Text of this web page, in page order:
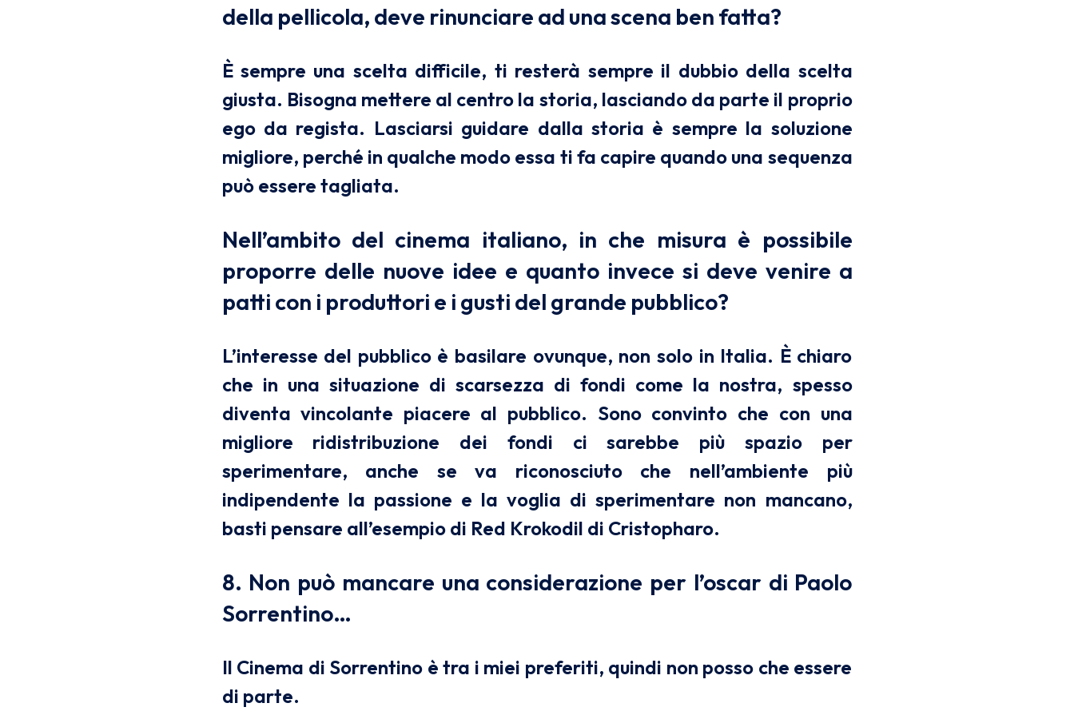
della pellicola, deve rinunciare ad una scena ben fatta?
È sempre una scelta difficile, ti resterà sempre il dubbio della scelta
giusta. Bisogna mettere al centro la storia, lasciando da parte il proprio
ego da regista. Lasciarsi guidare dalla storia è sempre la soluzione
migliore, perché in qualche modo essa ti fa capire quando una sequenza
può essere tagliata.
Nell’ambito del cinema italiano, in che misura è possibile
proporre delle nuove idee e quanto invece si deve venire a
patti con i produttori e i gusti del grande pubblico?
L’interesse del pubblico è basilare ovunque, non solo in Italia. È chiaro
che in una situazione di scarsezza di fondi come la nostra, spesso
diventa vincolante piacere al pubblico. Sono convinto che con una
migliore ridistribuzione dei fondi ci sarebbe più spazio per
sperimentare, anche se va riconosciuto che nell’ambiente più
indipendente la passione e la voglia di sperimentare non mancano,
basti pensare all’esempio di Red Krokodil di Cristopharo.
8. Non può mancare una considerazione per l’oscar di Paolo
Sorrentino…
Il Cinema di Sorrentino è tra i miei preferiti, quindi non posso che essere
di parte.